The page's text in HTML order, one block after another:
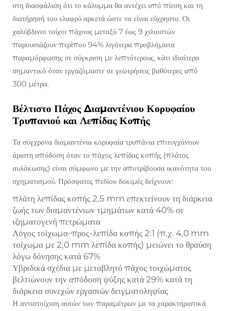
στη διασφάλιση ότι το κάλυμμα θα αντέχει υπό πίεση και τη
διατήρησή του ελαφρύ αρκετά ώστε να είναι εύχρηστο. Οι
χαλύβδινοι τοίχοι πάχους μεταξύ 7 έως 9 χιλιοστών
παρουσιάζουν περίπου 94% λιγότερα προβλήματα
παραμόρφωσης σε σύγκριση με λεπτότερους, κάτι ιδιαίτερα
σημαντικό όταν εργαζόμαστε σε γεωτρήσεις βαθύτερες από
300 μέτρα.
Βέλτιστο Πάχος Διαμαντένιου Κορυφαίου
Τρυπανιού και Λεπίδας Κοπής
Τα σύγχρονα διαμαντένια κορυφαία τρυπάνια επιτυγχάνουν
άριστη απόδοση όταν το πάχος λεπίδας κοπής (πλάτος
αυλάκωσης) είναι σύμφωνο με την αποτρίβουσα ικανότητα του
σχηματισμού. Πρόσφατες πεδίου δοκιμές δείχνουν:
πλάτη λεπίδας κοπής 2,5 mm επεκτείνουν τη διάρκεια
ζωής των διαμαντένιων τμημάτων κατά 40% σε
ιζηματογενή πετρώματα
Λόγος τοίχωμα-προς-λεπίδα κοπής 2:1 (π.χ. 4,0 mm
τοίχωμα με 2,0 mm λεπίδα κοπής) μειώνει το θραύση
λόγω δόνησης κατά 67%
Υβριδικά σχέδια με μεταβλητό πάχος τοιχώματος
βελτιώνουν την απόδοση ψύξης κατά 29% κατά τη
διάρκεια συνεχών εργασιών δειγματοληψίας
Η αντιστοίχιση αυτών των παραμέτρων με τα χαρακτηριστικά